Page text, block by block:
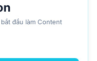
đầu làm Content